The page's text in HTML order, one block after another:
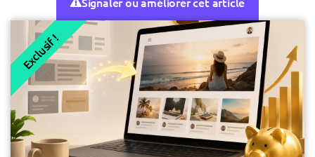
Exclusif !